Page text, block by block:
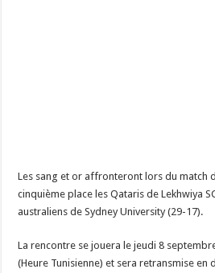
Les sang et or affronteront lors du match
cinquième place les Qataris de Lekhwiya
australiens de Sydney University (29-17).
La rencontre se jouera le jeudi 8
(Heure Tunisienne) et sera retransmise en